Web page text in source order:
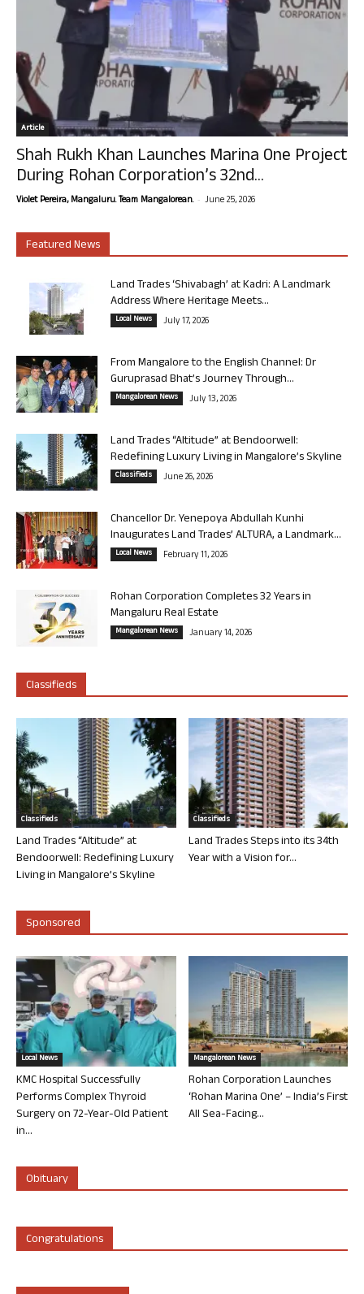
Article
Shah Rukh Khan Launches Marina One Project
During Rohan Corporation’s 32nd...
Violet Pereira, Mangaluru. Team Mangalorean. - June 25, 2026
Featured News
Land Trades ‘Shivabagh’ at Kadri: A Landmark
Address Where Heritage Meets...
Local News July 17, 2026
From Mangalore to the English Channel: Dr
Guruprasad Bhat’s Journey Through...
Mangalorean News July 13, 2026
Land Trades “Altitude” at Bendoorwell:
Redefining Luxury Living in Mangalore’s Skyline
Classifieds June 26, 2026
Chancellor Dr. Yenepoya Abdullah Kunhi
Inaugurates Land Trades’ ALTURA, a Landmark...
Local News February 11, 2026
Rohan Corporation Completes 32 Years in
Mangaluru Real Estate
Mangalorean News January 14, 2026
Classifieds
Classifieds
Land Trades “Altitude” at
Bendoorwell: Redefining Luxury
Living in Mangalore’s Skyline
Classifieds
Land Trades Steps into its 34th
Year with a Vision for...
Sponsored
Local News
KMC Hospital Successfully
Performs Complex Thyroid
Surgery on 72-Year-Old Patient
in...
Mangalorean News
Rohan Corporation Launches
‘Rohan Marina One’ – India’s First
All Sea-Facing...
Obituary
Congratulations